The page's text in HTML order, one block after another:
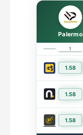
Palermo
1
1.58
1.58
1.58